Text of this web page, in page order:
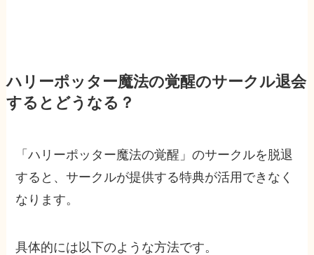
ハリーポッター魔法の覚醒のサークル退会
するとどうなる？
「ハリーポッター魔法の覚醒」のサークルを脱退
すると、サークルが提供する特典が活用できなく
なります。
具体的には以下のような方法です。